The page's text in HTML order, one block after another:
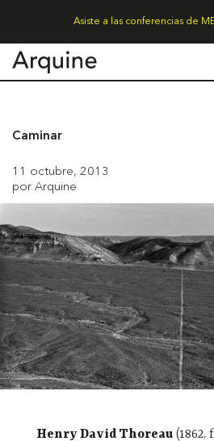
Asiste a las conferencias de
Caminar
11 octubre, 2013
por Arquine
Henry David Thoreau